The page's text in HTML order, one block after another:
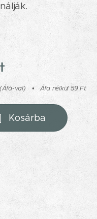
val) Áfa nélkül 59 Ft
Kosárba